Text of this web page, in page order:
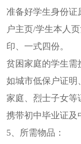
准备好学生身份证
户主页/学生本人
印、一式四份。
贫困家庭的学生需
如城市低保户证明
家庭、烈士子女等
携带初中毕业证及
5、所需物品：